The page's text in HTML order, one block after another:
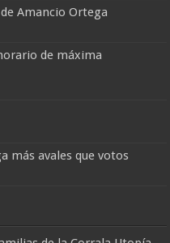
Amancio Ortega
de máxima
más avales que votos